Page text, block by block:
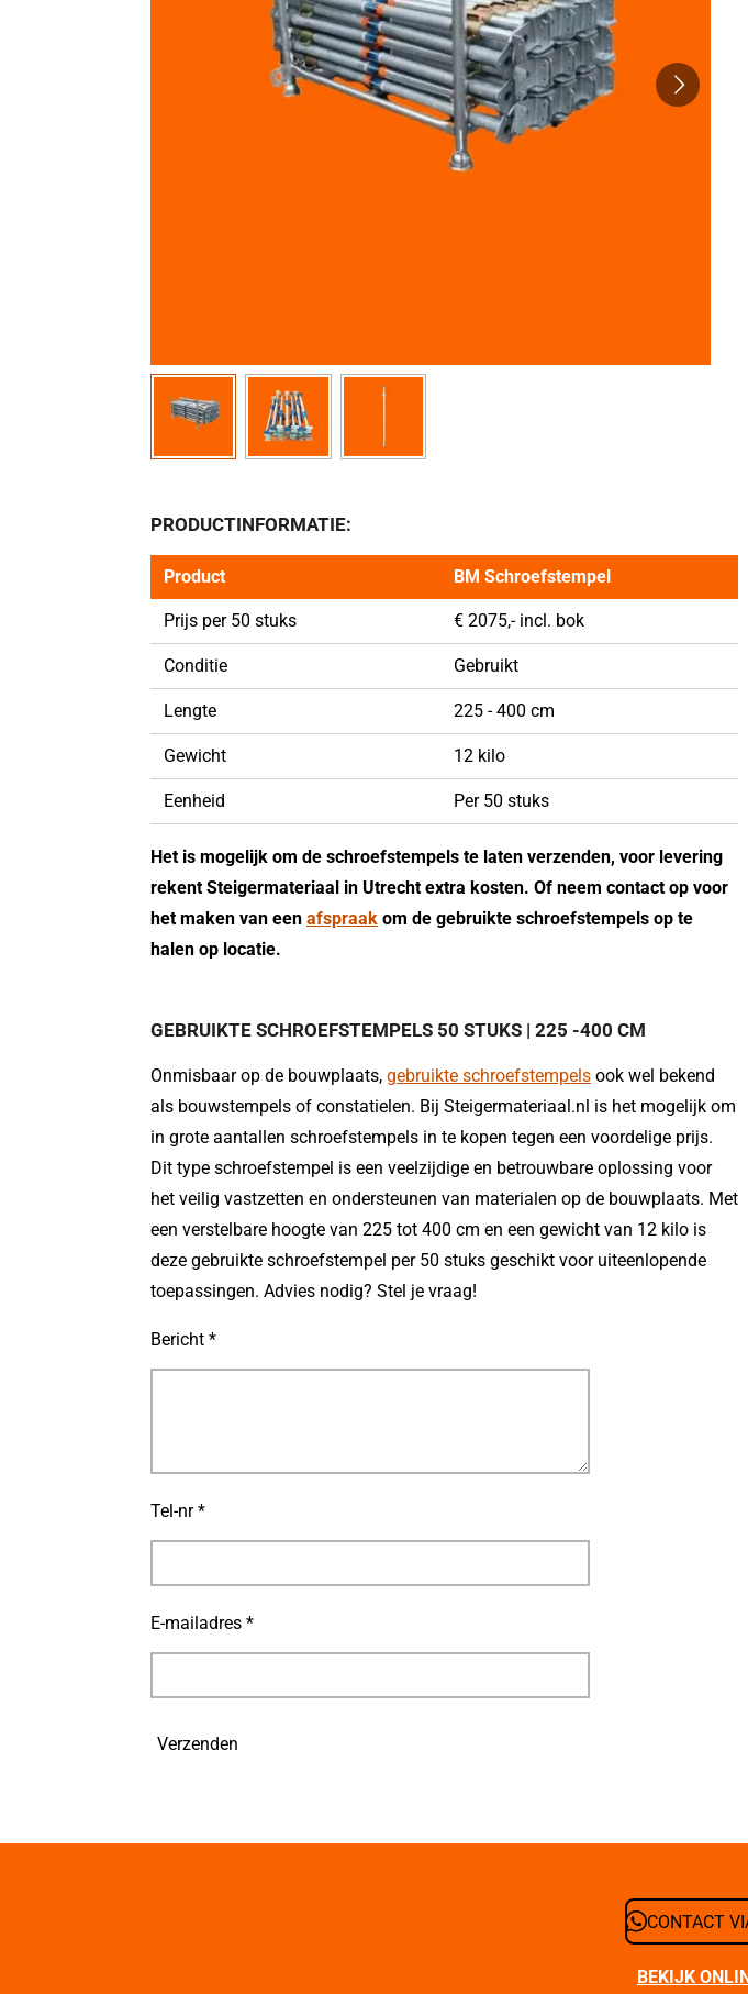
PRODUCTINFORMATIE:
Product BM Schroefstempel
Prijs per 50 stuks € 2075,- incl. bok
Conditie Gebruikt
Lengte 225 - 400 cm
Gewicht 12 kilo
Eenheid Per 50 stuks
Het is mogelijk om de schroefstempels te laten verzenden, voor levering
rekent Steigermateriaal in Utrecht extra kosten. Of neem contact op voor
het maken van een afspraak om de gebruikte schroefstempels op te
halen op locatie.
GEBRUIKTE SCHROEFSTEMPELS 50 STUKS | 225 -400 CM
Onmisbaar op de bouwplaats, gebruikte schroefstempels ook wel bekend
als bouwstempels of constatielen. Bij Steigermateriaal.nl is het mogelijk om
in grote aantallen schroefstempels in te kopen tegen een voordelige prijs.
Dit type schroefstempel is een veelzijdige en betrouwbare oplossing voor
het veilig vastzetten en ondersteunen van materialen op de bouwplaats. Met
een verstelbare hoogte van 225 tot 400 cm en een gewicht van 12 kilo is
deze gebruikte schroefstempel per 50 stuks geschikt voor uiteenlopende
toepassingen. Advies nodig? Stel je vraag!
Bericht *
Tel-nr *
E-mailadres *
Verzenden
CONTACT
BEKIJK